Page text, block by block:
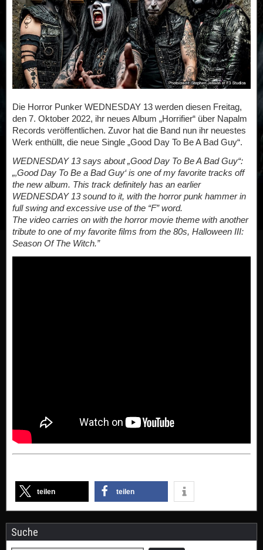
Die Horror Punker WEDNESDAY 13 werden diesen Freitag,
den 7. Oktober 2022, ihr neues Album „Horrifier“ über Napalm
Records veröffentlichen. Zuvor hat die Band nun ihr neuestes
Werk enthüllt, die neue Single „Good Day To Be A Bad Guy“.
WEDNESDAY 13 says about „Good Day To Be A Bad Guy“:
„‚Good Day To Be a Bad Guy‘ is one of my favorite tracks off
the new album. This track definitely has an earlier
WEDNESDAY 13 sound to it, with the horror punk hammer in
full swing and excessive use of the “F” word.
The video carries on with the horror movie theme with another
tribute to one of my favorite films from the 80s, Halloween III:
Season Of The Witch.”
teilen teilen
Suche